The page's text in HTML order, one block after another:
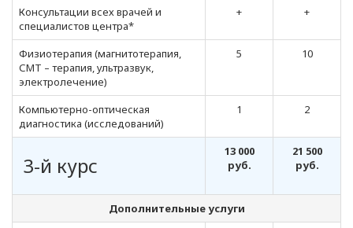
Консультации всех врачей и
специалистов центра*
+ +
Физиотерапия (магнитотерапия,
СМТ – терапия, ультразвук,
электролечение)
5 10
Компьютерно-оптическая
диагностика (исследований)
1 2
3-й курс
13 000
руб.
21 500
руб.
Дополнительные услуги